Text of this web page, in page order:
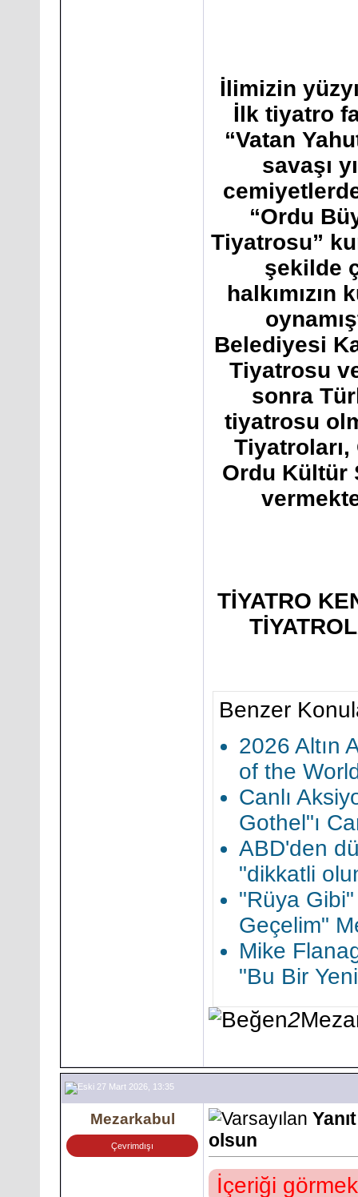
İlimizin
İlk tiyatro
“Vatan
savaşı
“Ordu
Tiyatrosu”
şekilde
Belediyesi
Tiyatrosu
sonra
tiyatrosu
Ordu Kültür
TİYATRO
Benzer
2026 Altın
of the
Canlı
Gothel"ı
ABD'den
"dikkatli
"Rüya
Geçelim"
Mike
"Bu Bir
2
27 Mart 2026, 13:35
Mezarkabul
Çevrimdışı
olsun
İçeriği